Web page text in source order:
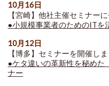
10月16日
【宮崎】他社主催セミナー
●小規模事業者のためのITを
10月12日
【博多】セミナーを開催しま
●ケタ違いの革新性を秘めた
ナー